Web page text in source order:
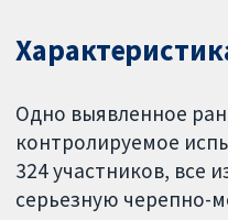
Одно выявленное
контролируемое
324 участников, все
серьезную черепно-